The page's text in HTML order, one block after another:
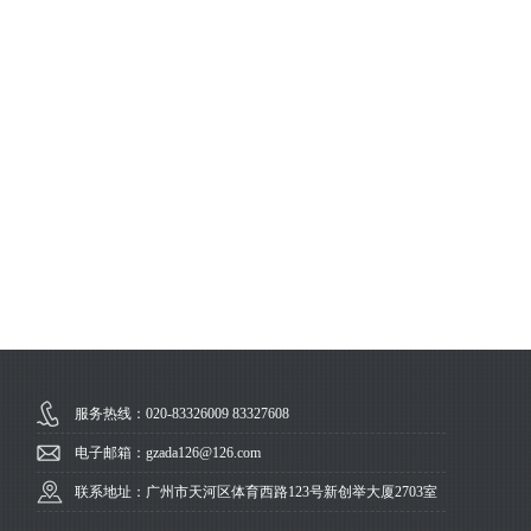
服务热线：020-83326009 83327608
电子邮箱：gzada126@126.com
联系地址：广州市天河区体育西路123号新创举大厦2703室